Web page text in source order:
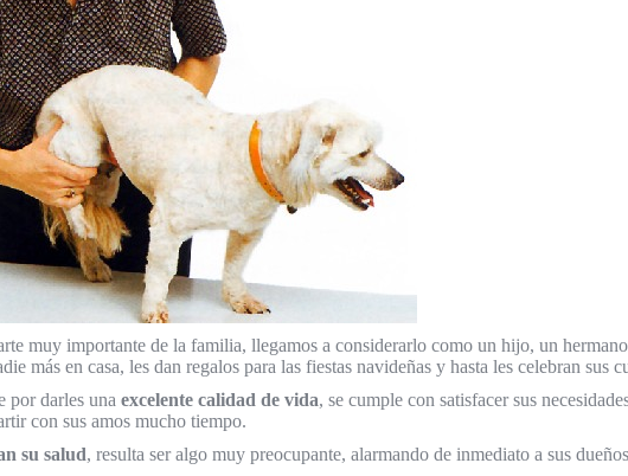
muy importante de la familia, llegamos a considerarlo como un hijo, un
más en casa, les dan regalos para las fiestas navideñas y hasta les celebran sus
por darles una excelente calidad de vida, se cumple con satisfacer sus
con sus amos mucho tiempo.
su salud, resulta ser algo muy preocupante, alarmando de inmediato a sus